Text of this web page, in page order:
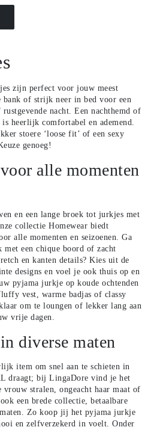
zijn perfect voor jouw meest
bank of strijk neer in bed voor een
nacht. Een nachthemd of
heerlijk comfortabel en ademend.
stoere ‘loose fit’ of een sexy
genoeg!
alle momenten
en een lange broek tot jurkjes met
collectie Homewear biedt
alle momenten en seizoenen. Ga
een chique boord of zacht
en kanten details? Kies uit de
designs en voel je ook thuis op en
pyjama jurkje op koude ochtenden
vest, warme badjas of classy
om te loungen of lekker lang aan
vrije dagen.
diverse maten
item om snel aan te schieten in
draagt; bij LingaDore vind je het
stralen, ongeacht haar maat of
een brede collectie, betaalbare
Zo koop jij het pyjama jurkje
en zelfverzekerd in voelt. Onder